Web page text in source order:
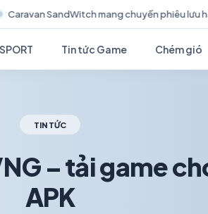
lưu hậu tận thế đầy chữa lành lên di
Tin tức Game Chém gió
TIN TỨC
– tải game
APK